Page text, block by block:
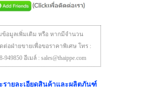
ข้อมูลเพิ่มเติม หรือ หากมีจำนวน
ต่อฝ่ายขายเพื่อขอราคาพิเศษ โทร :
949850 อีเมล์ : sales@thaippe.com
รายละเอียดสินค้าและผลิตภันฑ์